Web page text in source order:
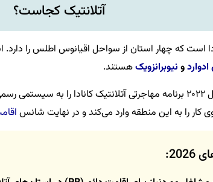
آتلانتیک کجاست؟
است که چهار استان از سواحل اقیانوس اطلس را
و نیوبرانزویکهستند.
این شهرها از ابتدای سال ۲۰۲۲ برنامه مهاجرتی آتلانتیک